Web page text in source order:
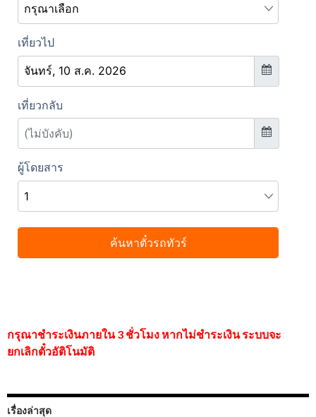
กรุณาชำระเงินภายใน 3 ชั่วโมง หากไม่ชำระเงิน ระบบจะ
ยกเลิกตั๋วอัติโนมัติ
เรื่องล่าสุด